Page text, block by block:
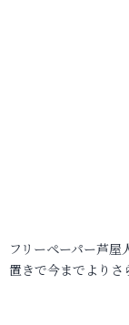
フリーペーパー芦
置きで今までより